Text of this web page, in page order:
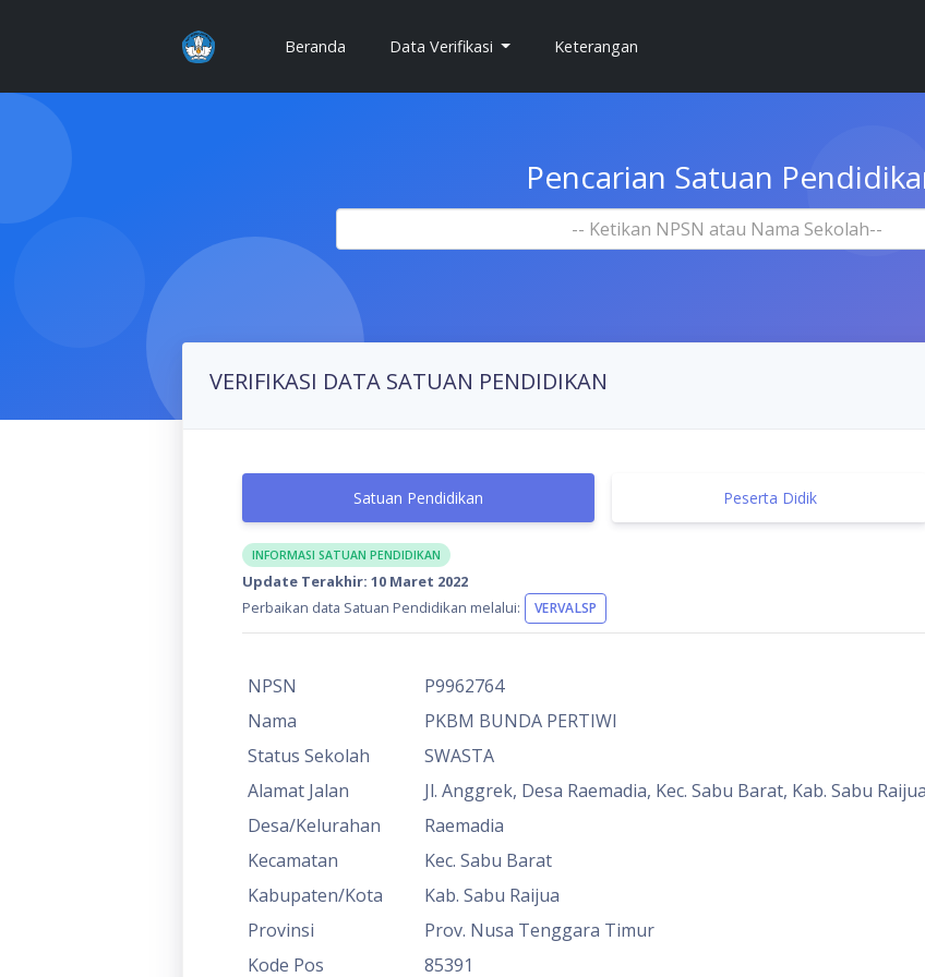
Beranda(current)Data Verifikasi Keterangan
Pencarian Satuan
-- Ketikan NPSN atau Nama Sekolah--
VERIFIKASI DATA SATUAN PENDIDIKAN
Satuan Pendidikan Peserta Didik
INFORMASI SATUAN PENDIDIKAN
Update Terakhir: 10 Maret 2022
Perbaikan data Satuan Pendidikan melalui:
VERVALSP
NPSN
P9962764
Nama
PKBM BUNDA PERTIWI
Status Sekolah
SWASTA
Alamat Jalan
Jl. Anggrek, Desa Raemadia, Kec. Sabu Barat, Kab. Sabu
Desa/Kelurahan
Raemadia
Kecamatan
Kec. Sabu Barat
Kabupaten/Kota
Kab. Sabu Raijua
Provinsi
Prov. Nusa Tenggara Timur
Kode Pos
85391